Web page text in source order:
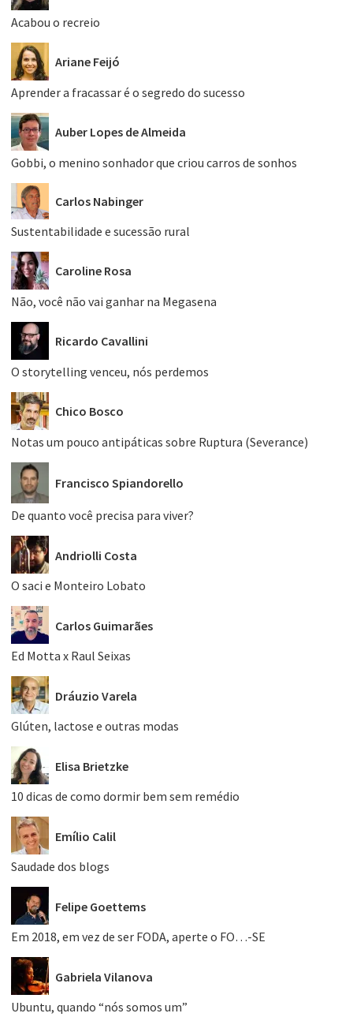
Acabou o recreio
Ariane Feijó
Aprender a fracassar é o segredo do sucesso
Auber Lopes de Almeida
Gobbi, o menino sonhador que criou carros de sonhos
Carlos Nabinger
Sustentabilidade e sucessão rural
Caroline Rosa
Não, você não vai ganhar na Megasena
Ricardo Cavallini
O storytelling venceu, nós perdemos
Chico Bosco
Notas um pouco antipáticas sobre Ruptura (Severance)
Francisco Spiandorello
De quanto você precisa para viver?
Andriolli Costa
O saci e Monteiro Lobato
Carlos Guimarães
Ed Motta x Raul Seixas
Dráuzio Varela
Glúten, lactose e outras modas
Elisa Brietzke
10 dicas de como dormir bem sem remédio
Emílio Calil
Saudade dos blogs
Felipe Goettems
Em 2018, em vez de ser FODA, aperte o FO…-SE
Gabriela Vilanova
Ubuntu, quando “nós somos um”